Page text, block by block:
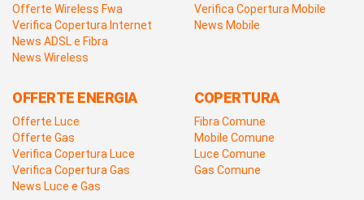
Offerte Wireless Fwa
Verifica Copertura Internet
News ADSL e Fibra
News Wireless
Verifica Copertura Mobile
News Mobile
OFFERTE ENERGIA
Offerte Luce
Offerte Gas
Verifica Copertura Luce
Verifica Copertura Gas
News Luce e Gas
COPERTURA
Fibra Comune
Mobile Comune
Luce Comune
Gas Comune